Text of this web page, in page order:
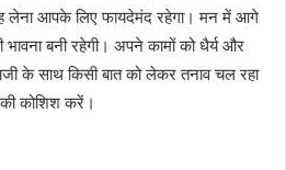
लेना आपके लिए फायदेमंद रहेगा। मन में आगे
बनी रहेगी। अपने कामों को धैर्य और
के साथ किसी बात को लेकर तनाव चल रहा
कोशिश करें।